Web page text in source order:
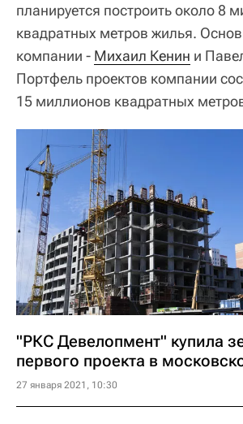
планируется построить около 8
квадратных метров жилья.
компании - Михаил Кенин и
Портфель проектов компании
15 миллионов квадратных
"РКС Девелопмент" купила
первого проекта в
27 января 2021, 10:30